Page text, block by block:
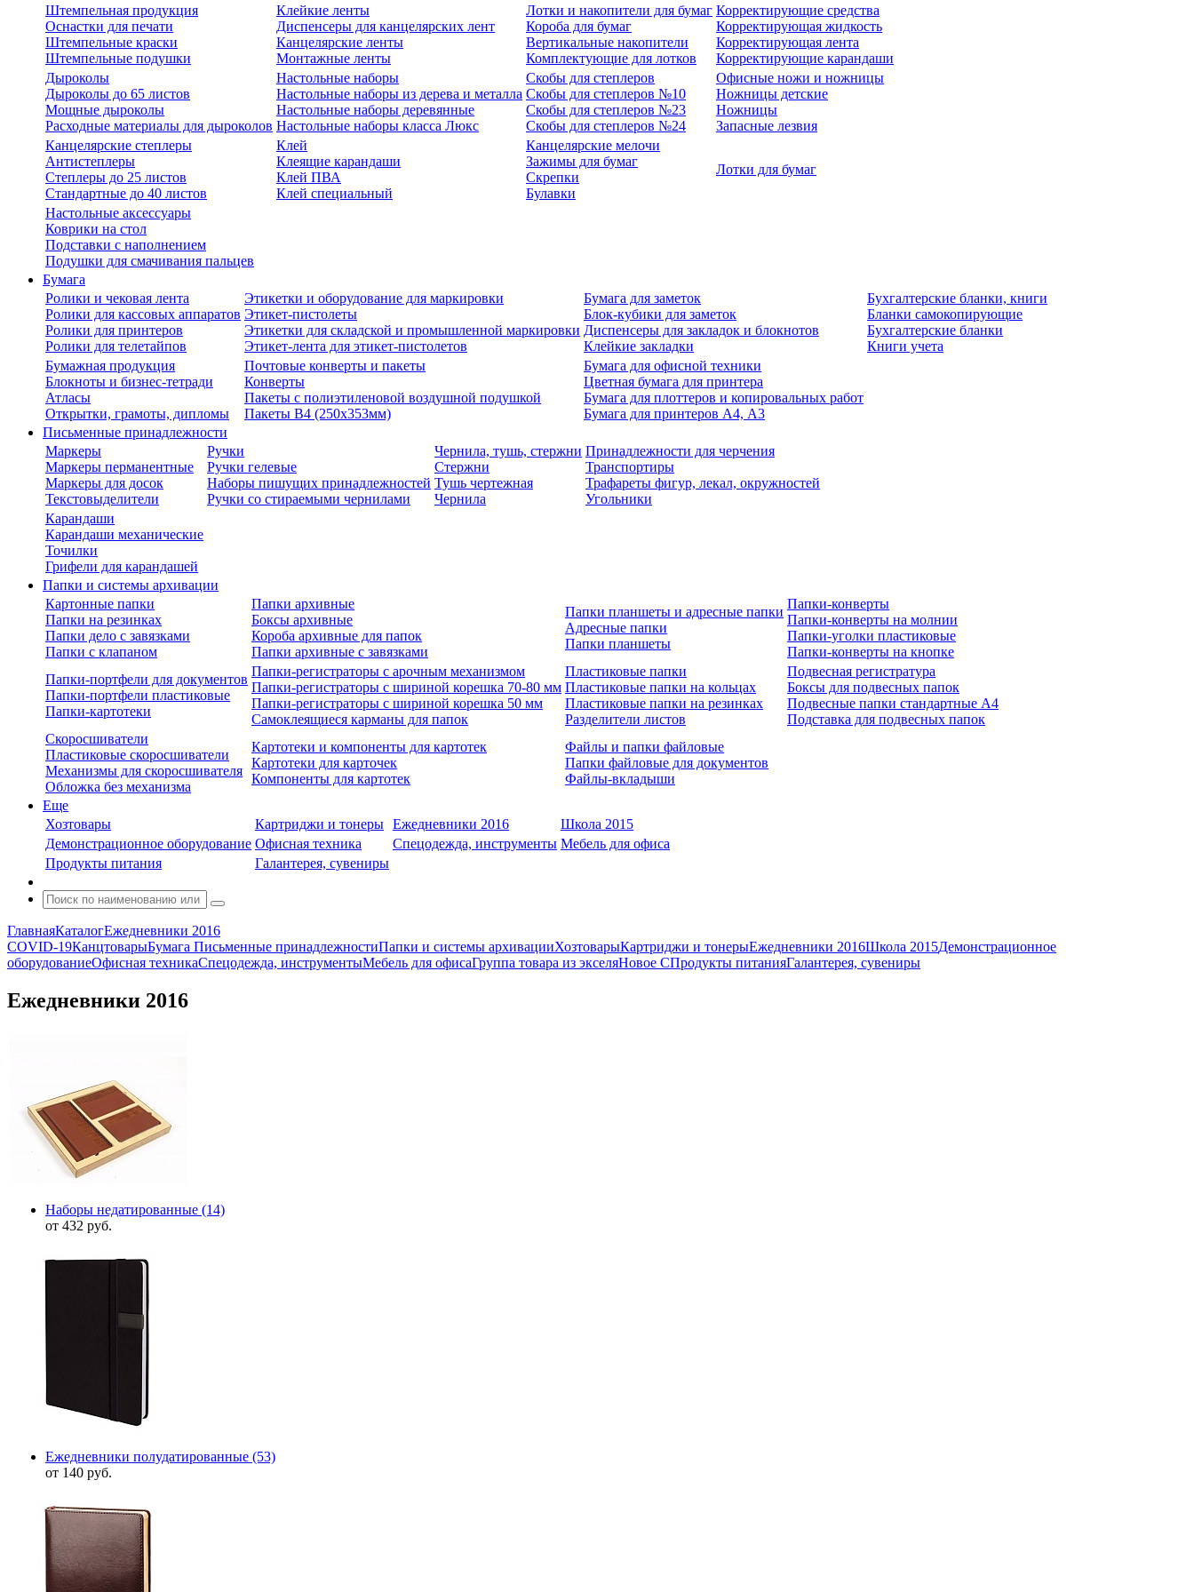
Штемпельная продукция
Оснастки для печати
Штемпельные краски
Штемпельные подушки
Клейкие ленты
Диспенсеры для канцелярских лент
Канцелярские ленты
Монтажные ленты
Лотки и накопители для бумаг
Короба для бумаг
Вертикальные накопители
Комплектующие для лотков
Корректирующие средства
Корректирующая жидкость
Корректирующая лента
Корректирующие карандаши
Дыроколы
Дыроколы до 65 листов
Мощные дыроколы
Расходные материалы для дыроколов
Настольные наборы
Настольные наборы из дерева и металла
Настольные наборы деревянные
Настольные наборы класса Люкс
Скобы для степлеров
Скобы для степлеров №10
Скобы для степлеров №23
Скобы для степлеров №24
Офисные ножи и ножницы
Ножницы детские
Ножницы
Запасные лезвия
Канцелярские степлеры
Антистеплеры
Степлеры до 25 листов
Стандартные до 40 листов
Клей
Клеящие карандаши
Клей ПВА
Клей специальный
Канцелярские мелочи
Зажимы для бумаг
Скрепки
Булавки
Лотки для бумаг
Настольные аксессуары
Коврики на стол
Подставки с наполнением
Подушки для смачивания пальцев
Бумага
Ролики и чековая лента
Ролики для кассовых аппаратов
Ролики для принтеров
Ролики для телетайпов
Этикетки и оборудование для маркировки
Этикет-пистолеты
Этикетки для складской и промышленной маркировки
Этикет-лента для этикет-пистолетов
Бумага для заметок
Блок-кубики для заметок
Диспенсеры для закладок и блокнотов
Клейкие закладки
Бухгалтерские бланки, книги
Бланки самокопирующие
Бухгалтерские бланки
Книги учета
Бумажная продукция
Блокноты и бизнес-тетради
Атласы
Открытки, грамоты, дипломы
Почтовые конверты и пакеты
Конверты
Пакеты с полиэтиленовой воздушной подушкой
Пакеты В4 (250х353мм)
Бумага для офисной техники
Цветная бумага для принтера
Бумага для плоттеров и копировальных работ
Бумага для принтеров А4, А3
Письменные принадлежности
Маркеры
Маркеры перманентные
Маркеры для досок
Текстовыделители
Ручки
Ручки гелевые
Наборы пишущих принадлежностей
Ручки со стираемыми чернилами
Чернила, тушь, стержни
Стержни
Тушь чертежная
Чернила
Принадлежности для черчения
Транспортиры
Трафареты фигур, лекал, окружностей
Угольники
Карандаши
Карандаши механические
Точилки
Грифели для карандашей
Папки и системы архивации
Картонные папки
Папки на резинках
Папки дело с завязками
Папки с клапаном
Папки архивные
Боксы архивные
Короба архивные для папок
Папки архивные с завязками
Папки планшеты и адресные папки
Адресные папки
Папки планшеты
Папки-конверты
Папки-конверты на молнии
Папки-уголки пластиковые
Папки-конверты на кнопке
Папки-портфели для документов
Папки-портфели пластиковые
Папки-картотеки
Папки-регистраторы с арочным механизмом
Папки-регистраторы с шириной корешка 70-80 мм
Папки-регистраторы с шириной корешка 50 мм
Самоклеящиеся карманы для папок
Пластиковые папки
Пластиковые папки на кольцах
Пластиковые папки на резинках
Разделители листов
Подвесная регистратура
Боксы для подвесных папок
Подвесные папки стандартные А4
Подставка для подвесных папок
Скоросшиватели
Пластиковые скоросшиватели
Механизмы для скоросшивателя
Обложка без механизма
Картотеки и компоненты для картотек
Картотеки для карточек
Компоненты для картотек
Файлы и папки файловые
Папки файловые для документов
Файлы-вкладыши
Еще
Хозтовары
Картриджи и тонеры Ежедневники 2016
Школа 2015
Демонстрационное оборудование Офисная техника Спецодежда, инструменты Мебель для офиса
Продукты питания
Галантерея, сувениры
ГлавнаяКаталогЕжедневники 2016
COVID-19КанцтоварыБумага Письменные принадлежностиПапки и системы архивацииХозтоварыКартриджи и тонерыЕжедневники 2016Школа 2015Демонстрационное
оборудованиеОфисная техникаСпецодежда, инструментыМебель для офисаГруппа товара из экселяНовое СПродукты питанияГалантерея, сувениры
Ежедневники 2016
Наборы недатированные (14)
от 432 руб.
Ежедневники полудатированные (53)
от 140 руб.